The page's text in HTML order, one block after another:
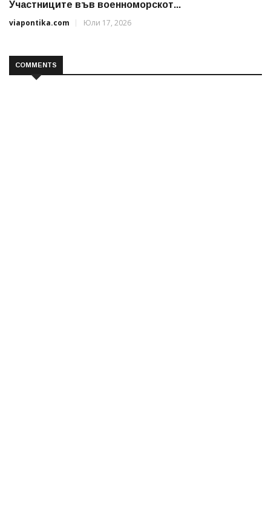
Участниците във военноморскот...
viapontika.com
Юли 17, 2026
COMMENTS